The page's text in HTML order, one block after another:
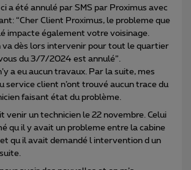
a été annulé par SMS par Proximus avec
“Cher Client Proximus, le probleme que
impacte également votre voisinage.
va dès lors intervenir pour tout le quartier
du 3/7/2024 est annulé”.
a eu aucun travaux. Par la suite, mes
service client n’ont trouvé aucun trace du
faisant état du problème.
venir un technicien le 22 novembre. Celui
qu il y avait un probleme entre la cabine
qu il avait demandé l intervention d un